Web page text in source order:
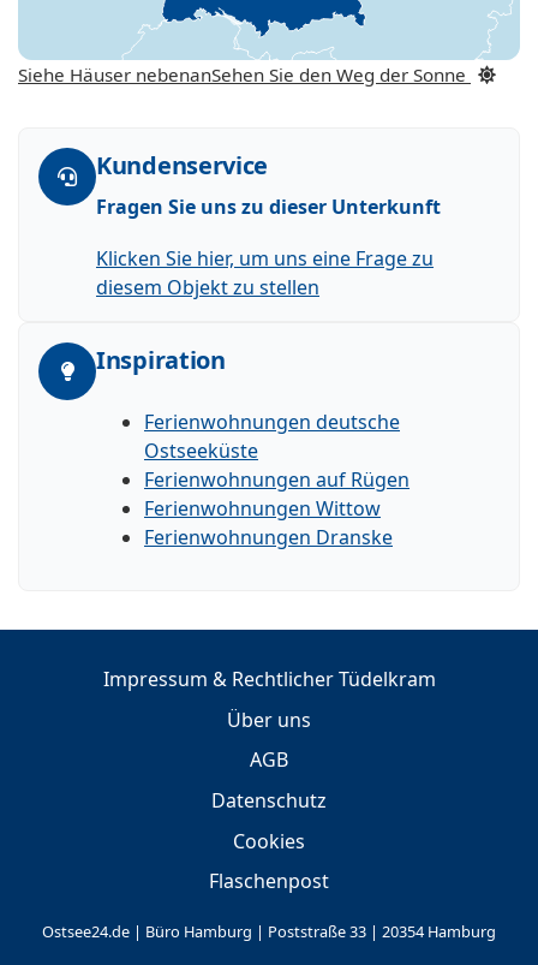
Siehe Häuser nebenanSehen Sie den Weg der Sonne
Kundenservice
Fragen Sie uns zu dieser Unterkunft
Klicken Sie hier, um uns eine Frage zu
diesem Objekt zu stellen
Inspiration
Ferienwohnungen deutsche
Ostseeküste
Ferienwohnungen auf Rügen
Ferienwohnungen Wittow
Ferienwohnungen Dranske
Impressum & Rechtlicher Tüdelkram
Über uns
AGB
Datenschutz
Cookies
Flaschenpost
Ostsee24.de | Büro Hamburg | Poststraße 33 | 20354 Hamburg